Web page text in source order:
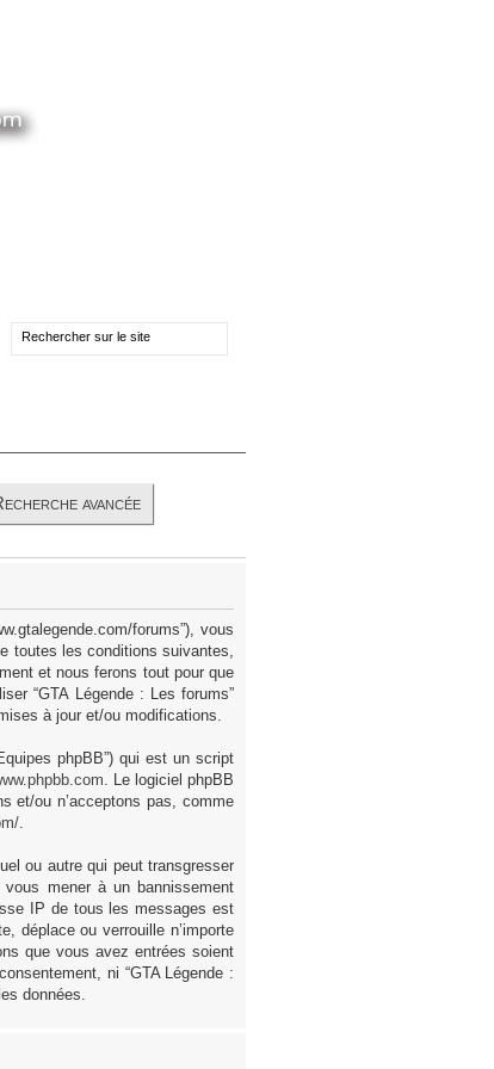
forums”), vous
toutes les conditions suivantes,
et nous ferons tout pour que
“GTA Légende : Les forums”
à jour et/ou modifications.
phpBB”) qui est un script
. Le logiciel phpBB
et/ou n’acceptons pas, comme
.
ou autre qui peut transgresser
mener à un bannissement
IP de tous les messages est
déplace ou verrouille n’importe
que vous avez entrées soient
ni “GTA Légende :
données.